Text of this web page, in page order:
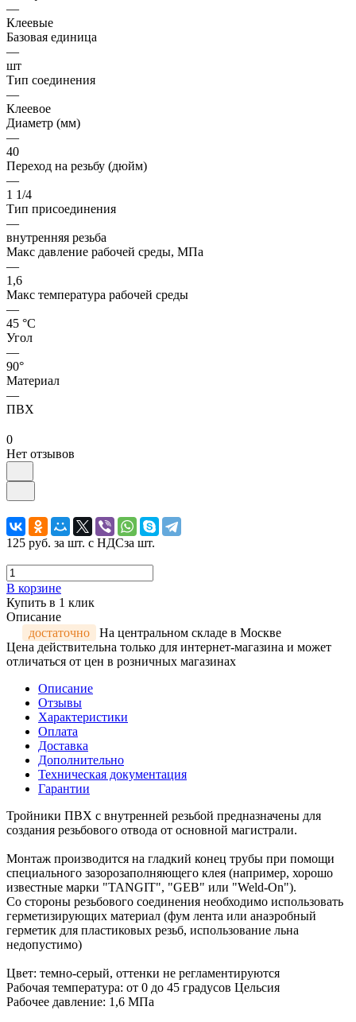
—
Клеевые
Базовая единица
—
шт
Тип соединения
—
Клеевое
Диаметр (мм)
—
40
Переход на резьбу (дюйм)
—
1 1/4
Тип присоединения
—
внутренняя резьба
Макс давление рабочей среды, МПа
—
1,6
Макс температура рабочей среды
—
45 °С
Угол
—
90°
Материал
—
ПВХ
0
Нет отзывов
125 руб. за шт. с НДСза шт.
В корзине
Купить в 1 клик
Описание
достаточно
На центральном складе в Москве
Цена действительна только для интернет-магазина и может
отличаться от цен в розничных магазинах
Описание
Отзывы
Характеристики
Оплата
Доставка
Дополнительно
Техническая документация
Гарантии
Тройники ПВХ с внутренней резьбой предназначены для
создания резьбового отвода от основной магистрали.
Монтаж производится на гладкий конец трубы при помощи
специального зазорозаполняющего клея (например, хорошо
известные марки "TANGIT", "GEB" или "Weld-On").
Со стороны резьбового соединения необходимо использовать
герметизирующих материал (фум лента или анаэробный
герметик для пластиковых резьб, использование льна
недопустимо)
Цвет: темно-серый, оттенки не регламентируются
Рабочая температура: от 0 до 45 градусов Цельсия
Рабочее давление: 1,6 МПа